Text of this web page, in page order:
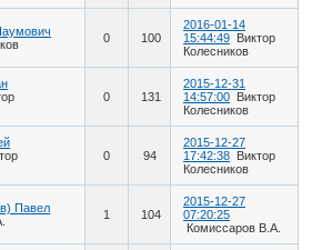
0 100
2016-01-14
15:44:49 Виктор
Колесников
0 131
2015-12-31
14:57:00 Виктор
Колесников
0 94
2015-12-27
17:42:38 Виктор
Колесников
Павел
1 104
2015-12-27
07:20:25
Комиссаров В.А.